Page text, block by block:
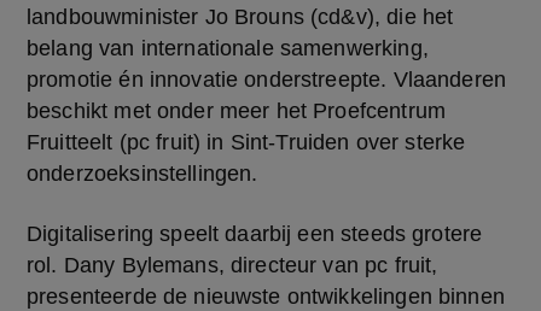
landbouwminister Jo Brouns (cd&v), die het
belang van internationale samenwerking,
promotie én innovatie onderstreepte. Vlaanderen
beschikt met onder meer het Proefcentrum
Fruitteelt (pc fruit) in Sint-Truiden over sterke
onderzoeksinstellingen.
Digitalisering speelt daarbij een steeds grotere
rol. Dany Bylemans, directeur van pc fruit,
presenteerde de nieuwste ontwikkelingen binnen